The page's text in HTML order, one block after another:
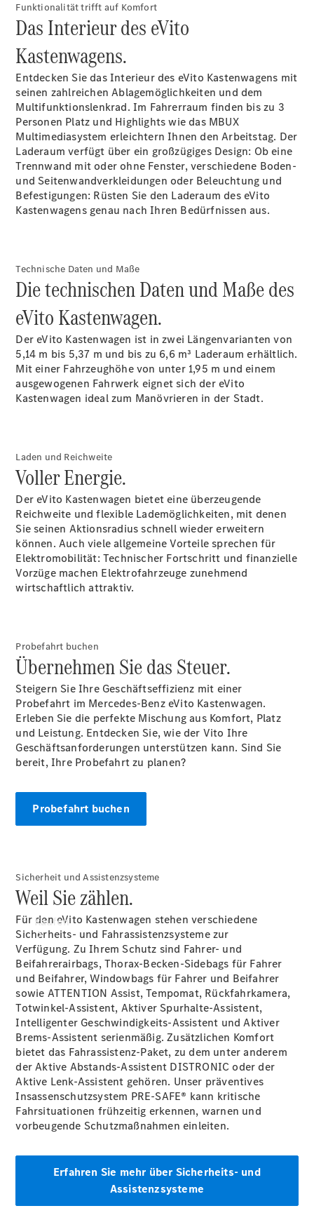
Alle Vito
Vito
Kastenwagen
Vito
Business
Van
Vito Tourer
V-Klasse
V-Klasse
eSprinter
Alle
eSprinter
Fahrgestell
eSprinter
Pritschenwagen
eVito
eVito
Elektrisch
Auf- und
Umbaulösungen
Mercedes-Benz
PKW
Kaufen
Neuwagen
finden
Auf- und
Umbaulösungen
Gebrauchtwagen
finden
Probefahrt
Funktionalität trifft auf Komfort
Das Interieur des eVito
Kastenwagens.
Entdecken Sie das Interieur des eVito Kastenwagens mit
seinen zahlreichen Ablagemöglichkeiten und dem
Multifunktionslenkrad. Im Fahrerraum finden bis zu 3
Personen Platz und Highlights wie das MBUX
Multimediasystem erleichtern Ihnen den Arbeitstag. Der
Laderaum verfügt über ein großzügiges Design: Ob eine
Trennwand mit oder ohne Fenster, verschiedene Boden-
und Seitenwandverkleidungen oder Beleuchtung und
Befestigungen: Rüsten Sie den Laderaum des eVito
Kastenwagens genau nach Ihren Bedürfnissen aus.
Technische Daten und Maße
Die technischen Daten und Maße des
eVito Kastenwagen.
Der eVito Kastenwagen ist in zwei Längenvarianten von
5,14 m bis 5,37 m und bis zu 6,6 m³ Laderaum erhältlich.
Mit einer Fahrzeughöhe von unter 1,95 m und einem
ausgewogenen Fahrwerk eignet sich der eVito
Kastenwagen ideal zum Manövrieren in der Stadt.
Laden und Reichweite
Voller Energie.
Der eVito Kastenwagen bietet eine überzeugende
Reichweite und flexible Lademöglichkeiten, mit denen
Sie seinen Aktionsradius schnell wieder erweitern
können. Auch viele allgemeine Vorteile sprechen für
Elektromobilität: Technischer Fortschritt und finanzielle
Vorzüge machen Elektrofahrzeuge zunehmend
wirtschaftlich attraktiv.
Probefahrt buchen
Übernehmen Sie das Steuer.
Steigern Sie Ihre Geschäftseffizienz mit einer
Probefahrt im Mercedes-Benz eVito Kastenwagen.
Erleben Sie die perfekte Mischung aus Komfort, Platz
und Leistung. Entdecken Sie, wie der Vito Ihre
Geschäftsanforderungen unterstützen kann. Sind Sie
bereit, Ihre Probefahrt zu planen?
Probefahrt buchen
Sicherheit und Assistenzsysteme
Weil Sie zählen.
Für den eVito Kastenwagen stehen verschiedene
Sicherheits- und Fahrassistenzsysteme zur
Verfügung. Zu Ihrem Schutz sind Fahrer- und
Beifahrerairbags, Thorax-Becken-Sidebags für Fahrer
und Beifahrer, Windowbags für Fahrer und Beifahrer
sowie ATTENTION Assist, Tempomat, Rückfahrkamera,
Totwinkel-Assistent, Aktiver Spurhalte-Assistent,
Intelligenter Geschwindigkeits-Assistent und Aktiver
Brems-Assistent serienmäßig. Zusätzlichen Komfort
bietet das Fahrassistenz-Paket, zu dem unter anderem
der Aktive Abstands-Assistent DISTRONIC oder der
Aktive Lenk-Assistent gehören. Unser präventives
Insassenschutzsystem PRE-SAFE® kann kritische
Fahrsituationen frühzeitig erkennen, warnen und
vorbeugende Schutzmaßnahmeneinleiten.
Erfahren Sie mehr über Sicherheits- und
Assistenzsysteme